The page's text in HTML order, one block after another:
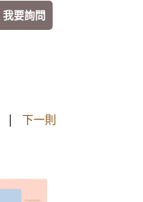
我要詢問
| 下一則